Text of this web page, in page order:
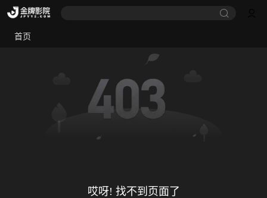
首页
哎呀! 找不到页面了